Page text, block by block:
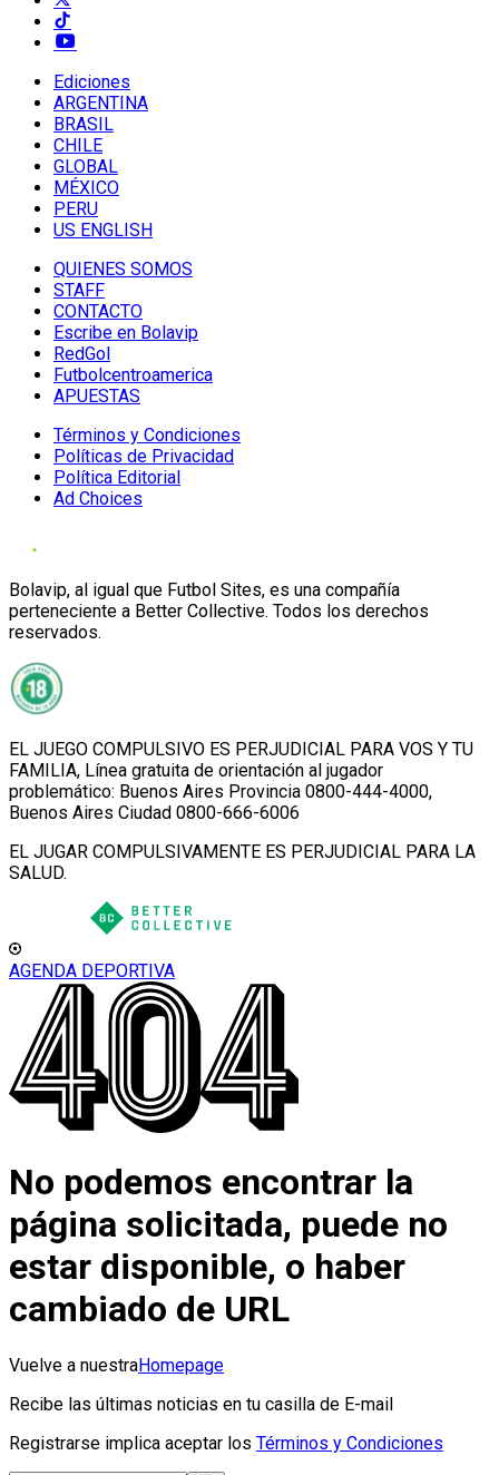
Ediciones
ARGENTINA
BRASIL
CHILE
GLOBAL
MÉXICO
PERU
US ENGLISH
QUIENES SOMOS
STAFF
CONTACTO
Escribe en Bolavip
RedGol
Futbolcentroamerica
APUESTAS
Términos y Condiciones
Políticas de Privacidad
Política Editorial
Ad Choices
Bolavip, al igual que Futbol Sites, es una compañía
perteneciente a Better Collective. Todos los derechos
reservados.
EL JUEGO COMPULSIVO ES PERJUDICIAL PARA VOS Y TU
FAMILIA, Línea gratuita de orientación al jugador
problemático: Buenos Aires Provincia 0800-444-4000,
Buenos Aires Ciudad 0800-666-6006
EL JUGAR COMPULSIVAMENTE ES PERJUDICIAL PARA LA
SALUD.
AGENDA DEPORTIVA
No podemos encontrar la
página solicitada, puede no
estar disponible, o haber
cambiado de URL
Vuelve a nuestraHomepage
Recibe las últimas noticias en tu casilla de E-mail
Registrarse implica aceptar los Términos y Condiciones